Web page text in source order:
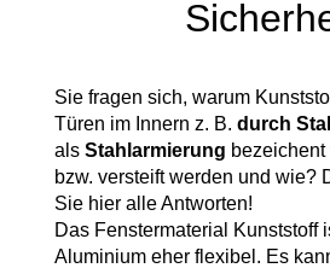
Alu Fenster
Kunststoff-Alu Balkontüren
Alu Balkontüren
PSK-Türen
Holz-Haustüren
Aufsatzraffstoren
Aufsatzrollläden
SEKTIONALTORE
Sektionaltore
ZUBEHÖR & ERSATZTEILE
Abdeckleisten
Informationsportal
RESSOURCEN
Sie fragen sich, warum
Türen im Innern z. B. durch
als Stahlarmierung
bzw. versteift werden und wie?
Sie hier alle Antworten!
Das Fenstermaterial Kunststoff
Aluminium eher flexibel. Es